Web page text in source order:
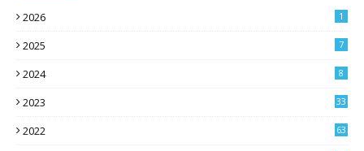
2026 1
2025 7
2024 8
2023 33
2022 63